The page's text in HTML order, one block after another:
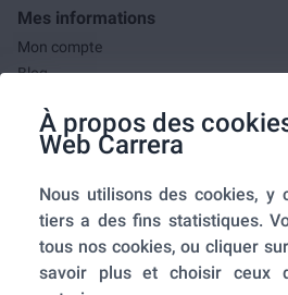
À propos des
Web Carrera
Nous utilisons des cookies, y
tiers a des fins statistiques.
tous nos cookies, ou cliquer
savoir plus et choisir ceux
Mes informations
Mon compte
Blog
Mes commandes
A propos de nous
A propos
Mentions légales
Conditions générales de ventes
Utilisation des cookies